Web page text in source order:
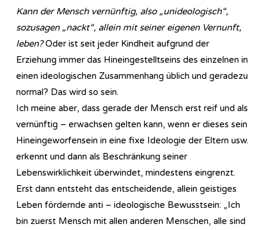
Kann der Mensch vernünftig, also „unideologisch“,
sozusagen „nackt“, allein mit seiner eigenen Vernunft,
leben?Oder ist seit jeder Kindheit aufgrund der
Erziehung immer das Hineingestelltseins des einzelnen in
einen ideologischen Zusammenhang üblich und geradezu
normal? Das wird so sein.
Ich meine aber, dass gerade der Mensch erst reif und als
vernünftig – erwachsen gelten kann, wenn er dieses sein
Hineingeworfensein in eine fixe Ideologie der Eltern usw.
erkennt und dann als Beschränkung seiner
Lebenswirklichkeit überwindet, mindestens eingrenzt.
Erst dann entsteht das entscheidende, allein geistiges
Leben fördernde anti – ideologische Bewusstsein: „Ich
bin zuerst Mensch mit allen anderen Menschen, alle sind